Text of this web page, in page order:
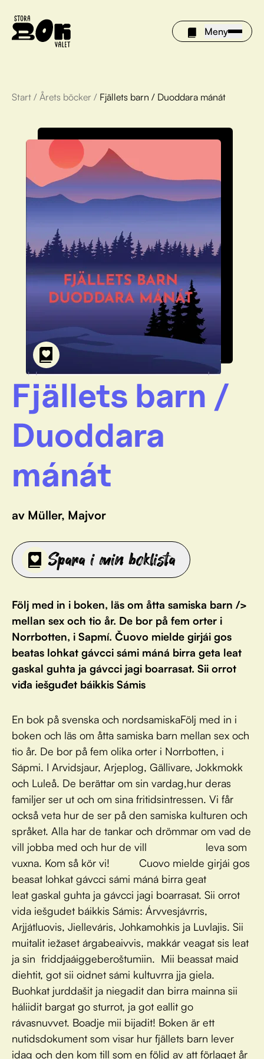
Meny
Årets böcker
Om Stora bokvalet
Olivia tipsar
Vinnare
FAQ
För bibliotek
Start / Årets böcker / Fjällets barn / Duoddara mánát
Fjällets barn /
Duoddara
mánát
av Müller, Majvor
Spara i min boklista
Följ med in i boken, läs om åtta samiska barn />
mellan sex och tio år. De bor på fem orter i
Norrbotten, i Sapmí. Čuovo mielde girjái gos
beatas lohkat gávcci sámi máná birra geta leat
gaskal guhta ja gávcci jagi boarrasat. Sii orrot
viđa iešguđet báikkis Sámis
En bok på svenska och nordsamiskaFölj med in i
boken och läs om åtta samiska barn mellan sex och
tio år. De bor på fem olika orter i Norrbotten, i
Sápmi. I Arvidsjaur, Arjeplog, Gällivare, Jokkmokk
och Luleå. De berättar om sin vardag,hur deras
familjer ser ut och om sina fritidsintressen. Vi får
också veta hur de ser på den samiska kulturen och
språket. Alla har de tankar och drömmar om vad de
vill jobba med och hur de vill leva som
vuxna. Kom så kör vi! Cuovo mielde girjái gos
beasat lohkat gávcci sámi máná birra geat
leat gaskal guhta ja gávcci jagi boarrasat. Sii orrot
vida iešgudet báikkis Sámis: Árvvesjávrris,
Arjjátluovis, Jielleváris, Johkamohkis ja Luvlajis. Sii
muitalit iežaset árgabeaivvis, makkár veagat sis leat
ja sin friddjaáiggeberoštumiin. Mii beassat maid
diehtit, got sii oidnet sámi kultuvrra jja giela.
Buohkat jurddašit ja niegadit dan birra mainna sii
háliidit bargat go sturrot, ja got eallit go
rávasnuvvet. Boadje mii bijadit! Boken är ett
nutidsdokument som visar hur fjällets barn lever
idag och den kom till som en följd av att förlaget år